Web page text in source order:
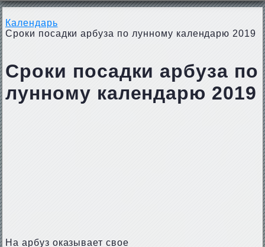
Календарь
Сроки посадки арбуза по лунному календарю 2019
Сроки посадки арбуза по
лунному календарю 2019
На арбуз оказывает свое